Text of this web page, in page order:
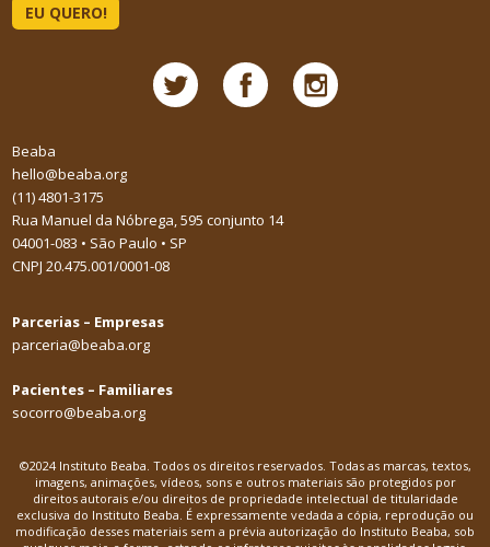
EU QUERO!
Beaba
hello@beaba.org
(11) 4801-3175
Rua Manuel da Nóbrega, 595 conjunto 14
04001-083 • São Paulo • SP
CNPJ 20.475.001/0001-08
Parcerias – Empresas
parceria@beaba.org
Pacientes – Familiares
socorro@beaba.org
©2024 Instituto Beaba. Todos os direitos reservados. Todas as marcas, textos,
imagens, animações, vídeos, sons e outros materiais são protegidos por
direitos autorais e/ou direitos de propriedade intelectual de titularidade
exclusiva do Instituto Beaba. É expressamente vedada a cópia, reprodução ou
modificação desses materiais sem a prévia autorização do Instituto Beaba, sob